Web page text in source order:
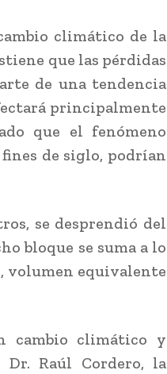
climático de la
que las pérdidas
de una tendencia
principalmente
que el fenómeno
de siglo, podrían
se desprendió del
bloque se suma a lo
volumen equivalente
cambio climático y
Dr. Raúl Cordero, la